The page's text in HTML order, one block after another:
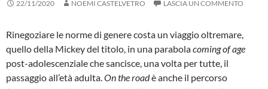
22/11/2020 NOEMI CASTELVETRO LASCIA UN COMMENTO
Rinegoziare le norme di genere costa un viaggio oltremare,
quello della Mickey del titolo, in una parabolacoming of age
post-adolescenziale che sancisce, una volta per tutte, il
passaggio all’età adulta.On the roadè anche il percorso